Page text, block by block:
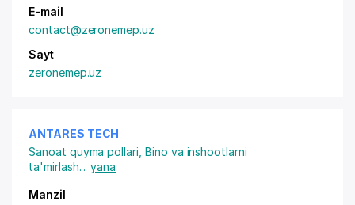
E-mail
contact@zeronemep.uz
Sayt
zeronemep.uz
ANTARES TECH
Sanoat quyma pollari Bino va inshootlarni
ta'mirlash... yana
Manzil